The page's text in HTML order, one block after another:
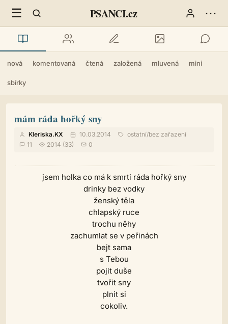
☰ PSANCI.cz ⋯
nová komentovaná čtená založená mluvená mini
sbírky
mám ráda hořký sny
Kleriska.KX 10.03.2014 ostatní/bez zařazení
11
2014 (33) 0
jsem holka co má k smrti ráda hořký sny
drinky bez vodky
ženský těla
chlapský ruce
trochu něhy
zachumlat se v peřinách
bejt sama
s Tebou
pojit duše
tvořit sny
plnit si
cokoliv.